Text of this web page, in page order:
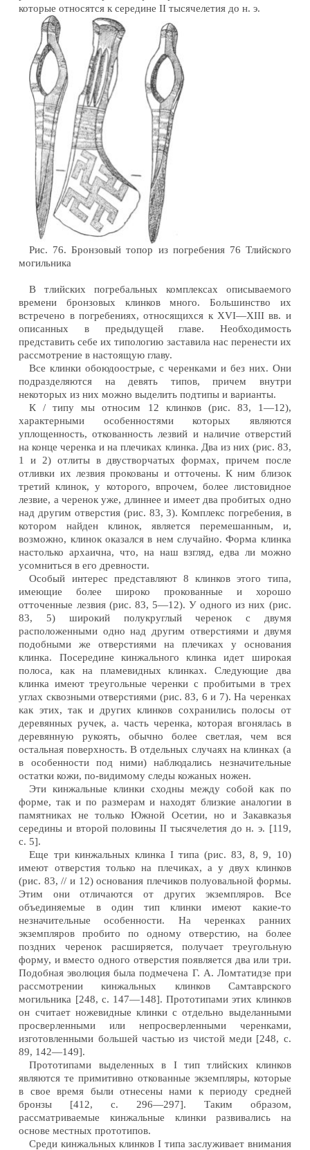
которые относятся к середине II тысячелетия до н. э.
Рис. 76. Бронзовый топор из погребения 76 Тлийского
могильника
В тлийских погребальных комплексах описываемого
времени бронзовых клинков много. Большинство их
встречено в погребениях, относящихся к XVI—XIII вв. и
описанных в предыдущей главе. Необходимость
представить себе их типологию заставила нас перенести их
рассмотрение в настоящую главу.
Все клинки обоюдоострые, с черенками и без них. Они
подразделяются на девять типов, причем внутри
некоторых из них можно выделить подтипы и варианты.
К / типу мы относим 12 клинков (рис. 83, 1—12),
характерными особенностями которых являются
уплощенность, откованность лезвий и наличие отверстий
на конце черенка и на плечиках клинка. Два из них (рис. 83,
1 и 2) отлиты в двустворчатых формах, причем после
отливки их лезвия прокованы и отточены. К ним близок
третий клинок, у которого, впрочем, более листовидное
лезвие, а черенок уже, длиннее и имеет два пробитых одно
над другим отверстия (рис. 83, 3). Комплекс погребения, в
котором найден клинок, является перемешанным, и,
возможно, клинок оказался в нем случайно. Форма клинка
настолько архаична, что, на наш взгляд, едва ли можно
усомниться в его древности.
Особый интерес представляют 8 клинков этого типа,
имеющие более широко прокованные и хорошо
отточенные лезвия (рис. 83, 5—12). У одного из них (рис.
83, 5) широкий полукруглый черенок с двумя
расположенными одно над другим отверстиями и двумя
подобными же отверстиями на плечиках у основания
клинка. Посередине кинжального клинка идет широкая
полоса, как на пламевидных клинках. Следующие два
клинка имеют треугольные черенки с пробитыми в трех
углах сквозными отверстиями (рис. 83, 6 и 7). На черенках
как этих, так и других клинков сохранились полосы от
деревянных ручек, а. часть черенка, которая вгонялась в
деревянную рукоять, обычно более светлая, чем вся
остальная поверхность. В отдельных случаях на клинках (а
в особенности под ними) наблюдались незначительные
остатки кожи, по-видимому следы кожаных ножен.
Эти кинжальные клинки сходны между собой как по
форме, так и по размерам и находят близкие аналогии в
памятниках не только Южной Осетии, но и Закавказья
середины и второй половины II тысячелетия до н. э. [119,
с. 5].
Еще три кинжальных клинка I типа (рис. 83, 8, 9, 10)
имеют отверстия только на плечиках, а у двух клинков
(рис. 83, // и 12) основания плечиков полуовальной формы.
Этим они отличаются от других экземпляров. Все
объединяемые в один тип клинки имеют какие-то
незначительные особенности. На черенках ранних
экземпляров пробито по одному отверстию, на более
поздних черенок расширяется, получает треугольную
форму, и вместо одного отверстия появляется два или три.
Подобная эволюция была подмечена Г. А. Ломтатидзе при
рассмотрении кинжальных клинков Самтаврского
могильника [248, с. 147—148]. Прототипами этих клинков
он считает ножевидные клинки с отдельно выделанными
просверленными или непросверленными черенками,
изготовленными большей частью из чистой меди [248, с.
89, 142—149].
Прототипами выделенных в I тип тлийских клинков
являются те примитивно откованные экземпляры, которые
в свое время были отнесены нами к периоду средней
бронзы [412, с. 296—297]. Таким образом,
рассматриваемые кинжальные клинки развивались на
основе местных прототипов.
Среди кинжальных клинков I типа заслуживает внимания